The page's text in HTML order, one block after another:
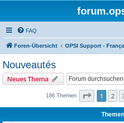
FAQ
Foren-Übersicht OPSI Support -
Nouveautés
Neues Thema
186 Themen Seite 1
1 2
Themen